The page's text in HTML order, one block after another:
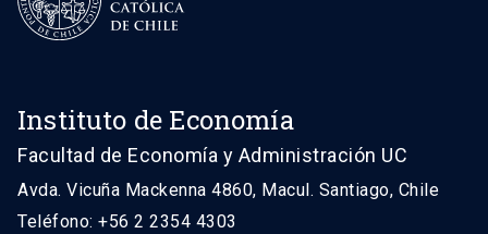
Instituto de Economía
Facultad de Economía y Administración UC
Avda. Vicuña Mackenna 4860, Macul. Santiago, Chile
Teléfono: +56 2 2354 4303